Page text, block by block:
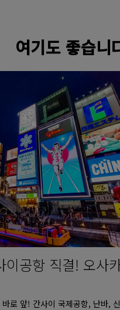
여기도 좋습니
이공항 직결! 오사
바로 앞! 간사이 국제공항, 난바,